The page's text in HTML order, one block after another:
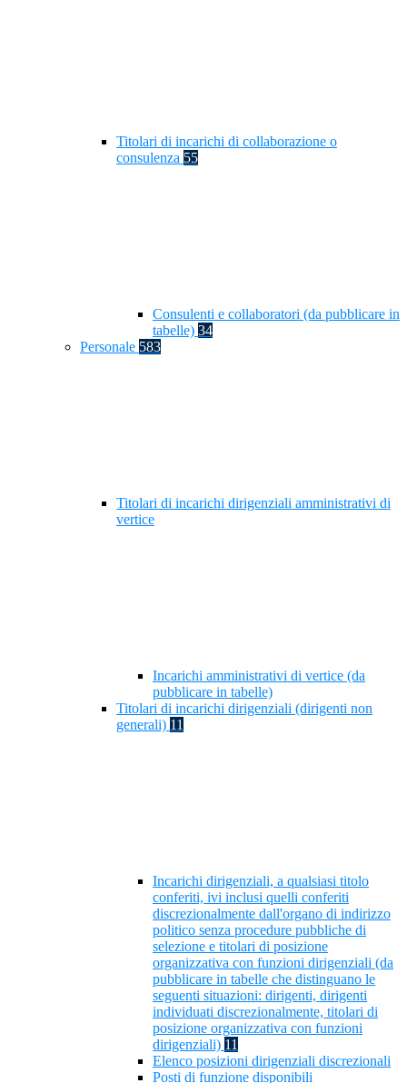
Titolari di incarichi di collaborazione o
consulenza 55
Consulenti e collaboratori (da pubblicare in
tabelle) 34
Personale 583
Titolari di incarichi dirigenziali amministrativi di
vertice
Incarichi amministrativi di vertice (da
pubblicare in tabelle)
Titolari di incarichi dirigenziali (dirigenti non
generali) 11
Incarichi dirigenziali, a qualsiasi titolo
conferiti, ivi inclusi quelli conferiti
discrezionalmente dall'organo di indirizzo
politico senza procedure pubbliche di
selezione e titolari di posizione
organizzativa con funzioni dirigenziali (da
pubblicare in tabelle che distinguano le
seguenti situazioni: dirigenti, dirigenti
individuati discrezionalmente, titolari di
posizione organizzativa con funzioni
dirigenziali) 11
Elenco posizioni dirigenziali discrezionali
Posti di funzione disponibili